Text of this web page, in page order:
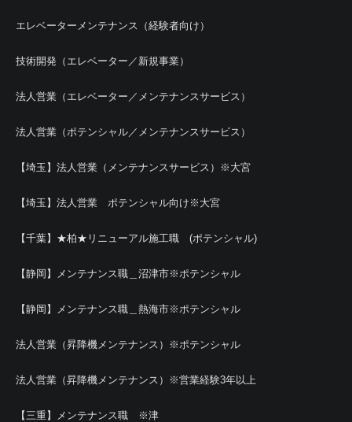
エレベーターメンテナンス（経験者向け）
技術開発（エレベーター／新規事業）
法人営業（エレベーター／メンテナンスサービス）
法人営業（ポテンシャル／メンテナンスサービス）
【埼玉】法人営業（メンテナンスサービス）※大宮
【埼玉】法人営業 ポテンシャル向け※大宮
【千葉】★柏★リニューアル施工職 (ポテンシャル)
【静岡】メンテナンス職＿沼津市※ポテンシャル
【静岡】メンテナンス職＿熱海市※ポテンシャル
法人営業（昇降機メンテナンス）※ポテンシャル
法人営業（昇降機メンテナンス）※営業経験3年以上
【三重】メンテナンス職 ※津